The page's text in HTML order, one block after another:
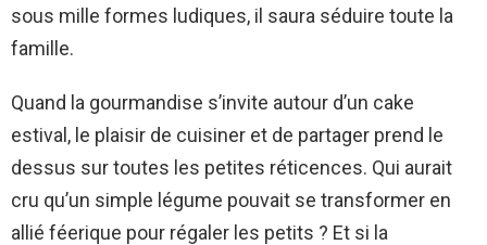
sous mille formes ludiques, il saura séduire toute la
famille.
Quand la gourmandise s’invite autour d’un cake
estival, le plaisir de cuisiner et de partager prend le
dessus sur toutes les petites réticences. Qui aurait
cru qu’un simple légume pouvait se transformer en
allié féerique pour régaler les petits ? Et si la